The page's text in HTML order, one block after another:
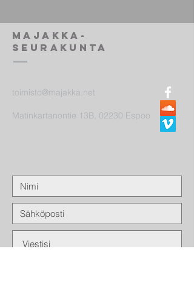
Majakka-
seurakunta
toimisto@majakka.net
Matinkartanontie 13B, 02230 Espoo